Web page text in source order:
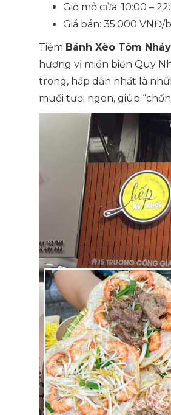
Giờ mở cửa: 10:00 –
Giá bán: 35.000 VNĐ/
Tiệm Bánh Xèo Tôm
hương vị miền biển Quy
trong, hấp dẫn nhất là
muối tươi ngon, giúp